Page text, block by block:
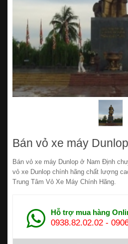
Bán vỏ xe máy
Bán vỏ xe máy Dunlop ở Nam Định
vỏ xe Dunlop chính hãng chất lượng
Trung Tâm Vỏ Xe Máy Chính Hãng.
Hỗ trợ mua hàng
0938.82.02.02 -